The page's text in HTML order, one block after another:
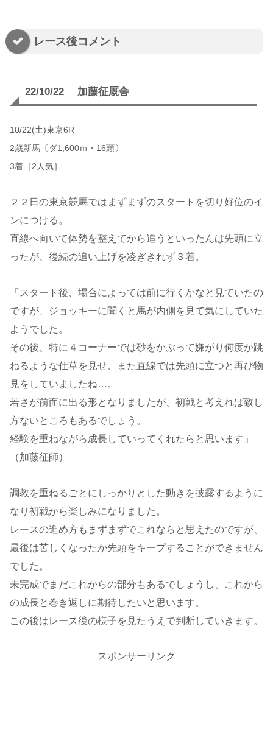
レース後コメント
22/10/22 加藤征厩舎
10/22(土)東京6R
2歳新馬〔ダ1,600ｍ・16頭〕
3着［2人気］
２２日の東京競馬ではまずまずのスタートを切り好位のイ
ンにつける。
直線へ向いて体勢を整えてから追うといったんは先頭に立
ったが、後続の追い上げを凌ぎきれず３着。
「スタート後、場合によっては前に行くかなと見ていたの
ですが、ジョッキーに聞くと馬が内側を見て気にしていた
ようでした。
その後、特に４コーナーでは砂をかぶって嫌がり何度か跳
ねるような仕草を見せ、また直線では先頭に立つと再び物
見をしていましたね…。
若さが前面に出る形となりましたが、初戦と考えれば致し
方ないところもあるでしょう。
経験を重ねながら成長していってくれたらと思います」
（加藤征師）
調教を重ねるごとにしっかりとした動きを披露するように
なり初戦から楽しみになりました。
レースの進め方もまずまずでこれならと思えたのですが、
最後は苦しくなったか先頭をキープすることができません
でした。
未完成でまだこれからの部分もあるでしょうし、これから
の成長と巻き返しに期待したいと思います。
この後はレース後の様子を見たうえで判断していきます。
スポンサーリンク